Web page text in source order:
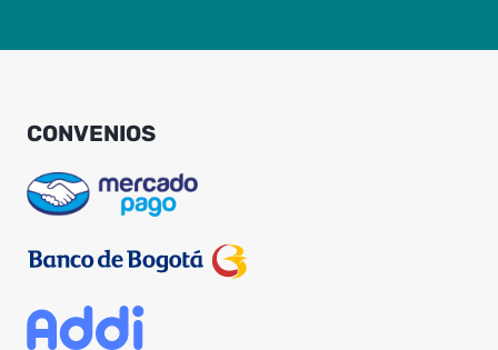
CONVENIOS